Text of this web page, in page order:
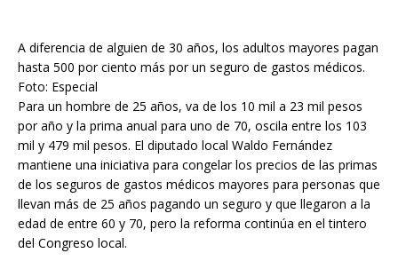
A diferencia de alguien de 30 años, los adultos mayores pagan
hasta 500 por ciento más por un seguro de gastos médicos.
Foto: Especial
Para un hombre de 25 años, va de los 10 mil a 23 mil pesos
por año y la prima anual para uno de 70, oscila entre los 103
mil y 479 mil pesos. El diputado local Waldo Fernández
mantiene una iniciativa para congelar los precios de las primas
de los seguros de gastos médicos mayores para personas que
llevan más de 25 años pagando un seguro y que llegaron a la
edad de entre 60 y 70, pero la reforma continúa en el tintero
del Congreso local.